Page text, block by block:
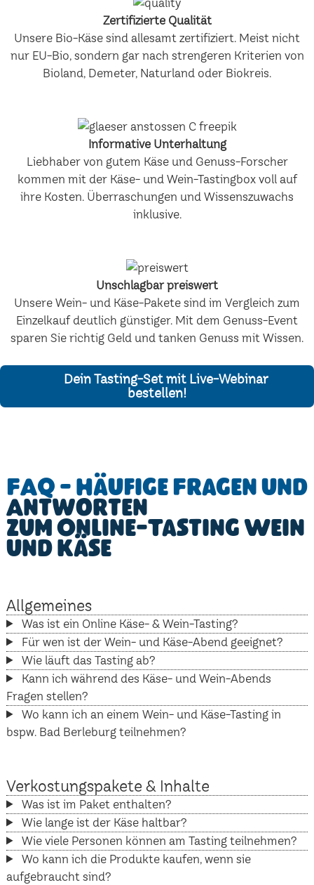
Zertifizierte Qualität
Unsere Bio-Käse sind allesamt zertifiziert. Meist nicht
nur EU-Bio, sondern gar nach strengeren Kriterien von
Bioland, Demeter, Naturland oder Biokreis.
Informative Unterhaltung
Liebhaber von gutem Käse und Genuss-Forscher
kommen mit der Käse- und Wein-Tastingbox voll auf
ihre Kosten. Überraschungen und Wissenszuwachs
inklusive.
Unschlagbar preiswert
Unsere Wein- und Käse-Pakete sind im Vergleich zum
Einzelkauf deutlich günstiger. Mit dem Genuss-Event
sparen Sie richtig Geld und tanken Genuss mit Wissen.
Dein Tasting-Set mit Live-Webinar
bestellen!
FAQ - Häufige Fragen und
Antworten
zum Online-Tasting Wein
und Käse
Allgemeines
Was ist ein Online Käse- & Wein-Tasting?
Für wen ist der Wein- und Käse-Abend geeignet?
Wie läuft das Tasting ab?
Kann ich während des Käse- und Wein-Abends
Fragen stellen?
Wo kann ich an einem Wein- und Käse-Tasting in
bspw. Bad Berleburg teilnehmen?
Verkostungspakete & Inhalte
Was ist im Paket enthalten?
Wie lange ist der Käse haltbar?
Wie viele Personen können am Tasting teilnehmen?
Wo kann ich die Produkte kaufen, wenn sie
aufgebraucht sind?